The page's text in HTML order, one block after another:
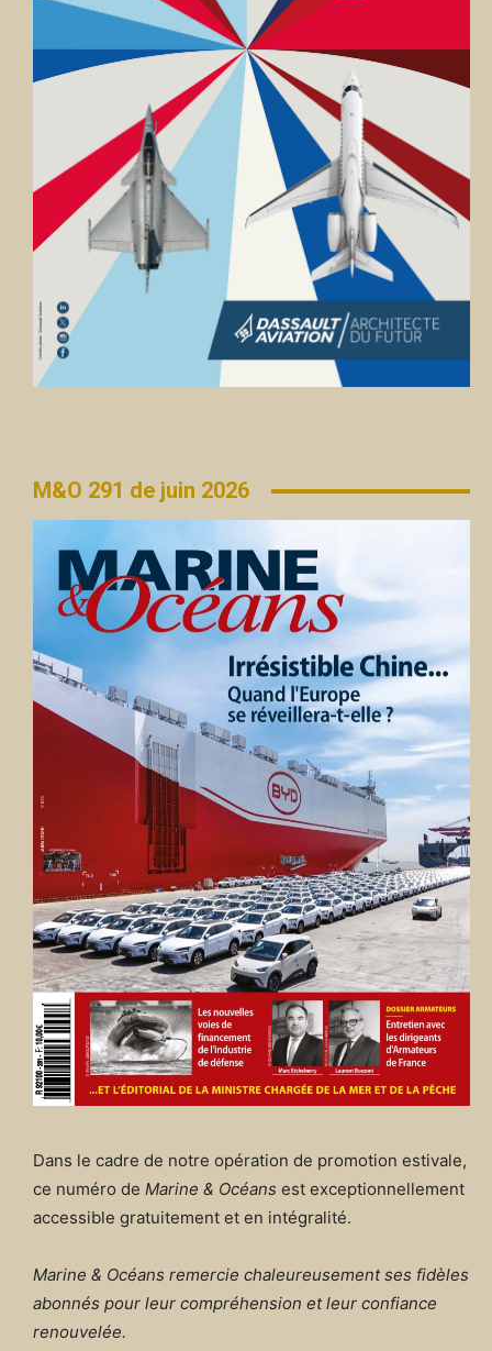
M&O 291 de juin 2026
Dans le cadre de notre opération de promotion estivale,
ce numéro de Marine & Océans est exceptionnellement
accessible gratuitement et en intégralité.
Marine & Océans remercie chaleureusement ses fidèles
abonnés pour leur compréhension et leur confiance
renouvelée.